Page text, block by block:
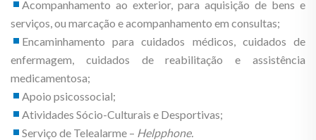
Acompanhamento ao exterior, para aquisição de bens e
serviços, ou marcação e acompanhamento em consultas;
Encaminhamento para cuidados médicos, cuidados de
enfermagem, cuidados de reabilitação e assistência
medicamentosa;
Apoio psicossocial;
Atividades Sócio-Culturais e Desportivas;
Serviço de Telealarme – Helpphone.